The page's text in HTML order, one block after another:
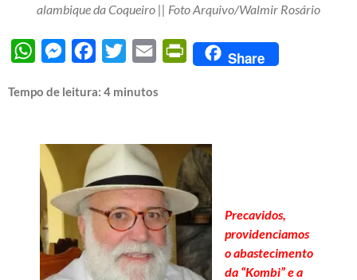
alambique da Coqueiro || Foto Arquivo/Walmir Rosário
WhatsAppMessengerFacebook
Twitter Email PrintFriendly
Share
Tempo de leitura: 4 minutos
Precavidos,
providenciamos
o abastecimento
da “Kombi” e a